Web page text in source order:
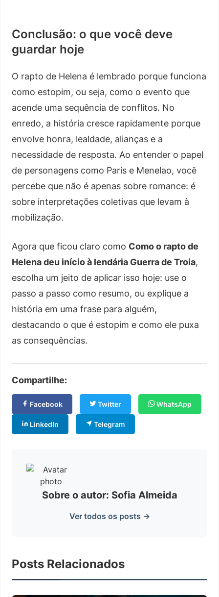
Conclusão: o que você deve
guardar hoje
O rapto de Helena é lembrado porque funciona
como estopim, ou seja, como o evento que
acende uma sequência de conflitos. No
enredo, a história cresce rapidamente porque
envolve honra, lealdade, alianças e a
necessidade de resposta. Ao entender o papel
de personagens como Paris e Menelao, você
percebe que não é apenas sobre romance: é
sobre interpretações coletivas que levam à
mobilização.
Agora que ficou claro como Como o rapto de
Helena deu início à lendária Guerra de Troia,
escolha um jeito de aplicar isso hoje: use o
passo a passo como resumo, ou explique a
história em uma frase para alguém,
destacando o que é estopim e como ele puxa
as consequências.
Compartilhe:
Facebook Twitter WhatsApp
LinkedIn Telegram
Sobre o autor: Sofia Almeida
Ver todos os posts →
Posts Relacionados